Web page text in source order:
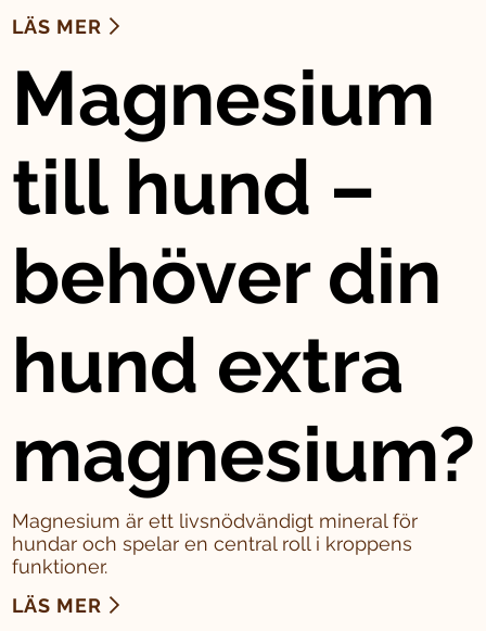
LÄS MER
Magnesium
till hund –
behöver din
hund extra
magnesium?
Magnesium är ett livsnödvändigt mineral för
hundar och spelar en central roll i kroppens
funktioner.
LÄS MER